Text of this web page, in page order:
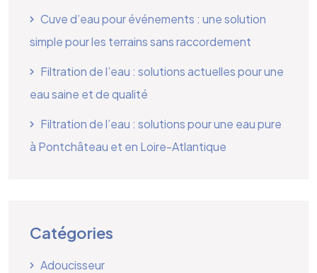
Cuve d’eau pour événements : une solution
simple pour les terrains sans raccordement
Filtration de l’eau : solutions actuelles pour une
eau saine et de qualité
Filtration de l’eau : solutions pour une eau pure
à Pontchâteau et en Loire-Atlantique
Catégories
Adoucisseur